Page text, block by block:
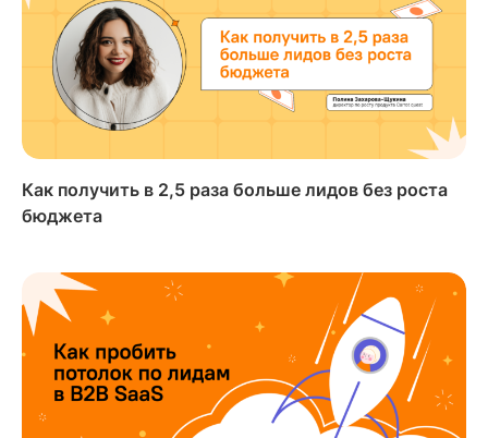
Как получить в 2,5 раза больше лидов без роста
бюджета